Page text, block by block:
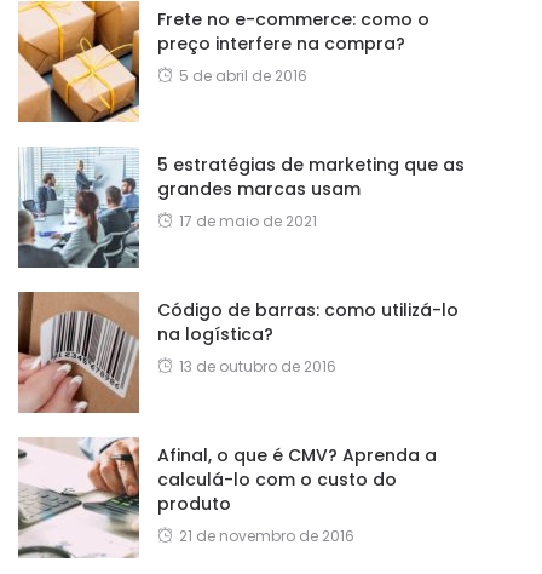
Frete no e-commerce: como o
preço interfere na compra?
5 de abril de 2016
5 estratégias de marketing que as
grandes marcas usam
17 de maio de 2021
Código de barras: como utilizá-lo
na logística?
13 de outubro de 2016
Afinal, o que é CMV? Aprenda a
calculá-lo com o custo do
produto
21 de novembro de 2016